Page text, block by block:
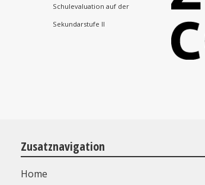
Schulevaluation auf der
Sekundarstufe II
Zusatznavigation
Home